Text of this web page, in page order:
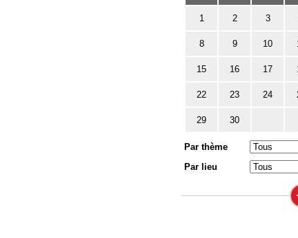
1 2 3
8 9 10
15 16 17
22 23 24
29 30
Par thème
Par lieu